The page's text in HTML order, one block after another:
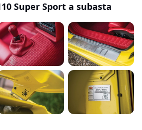
Super Sport a subasta